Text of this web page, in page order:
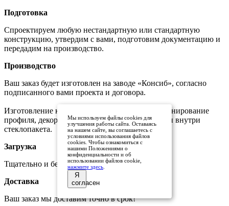
Подготовка
Спроектируем любую нестандартную или стандартную
конструкцию, утвердим с вами, подготовим документацию и
передадим на производство.
Производство
Ваш заказ будет изготовлен на заводе «Консиб», согласно
подписанного вами проекта и договора.
Изготовление конструкций, покраска или ламинирование
профиля, декоративные элементы на стекле или внутри
стеклопакета.
Загрузка
Тщательно и бережно упакуем ваш товар.
Доставка
Ваш заказ мы доставим точно в срок!
Мы используем файлы cookies для
улучшения работы сайта. Оставаясь
на нашем сайте, вы соглашаетесь с
условиями использования файлов
cookies. Чтобы ознакомиться с
нашими Положениями о
конфиденциальности и об
использовании файлов cookie,
нажмите здесь
Я
согласен